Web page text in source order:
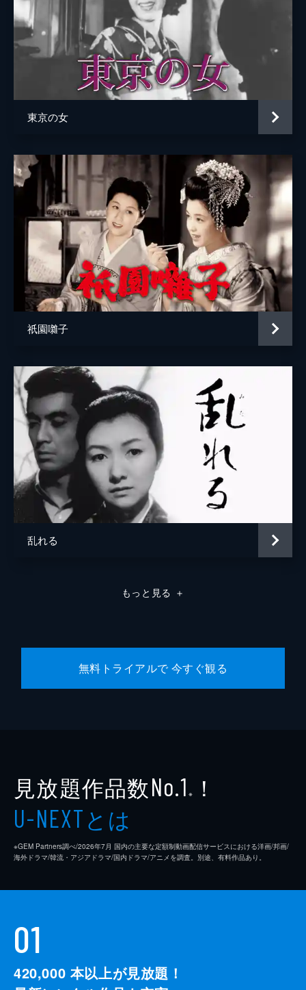
林しげ 高橋豊子
茶場の先生 紅沢葉子
シテ 梅若万三郎
ワキ 野島信
小鼓 北村一郎
太鼓 安福春雄
太鼓 金春惣一
後見 青木只一
地謡 吉田長弘
地謡 観世清寿
地謡 梅若新太郎
地謡 福田光蔵
地謡 高山新一郎
地謡 石田清之助
青木豊
地謡 長谷川欣造
地謡
監督
音楽 伊藤宣二
山本武
東京の女
祇園囃子
乱れる
もっと見る ＋
無料トライアルで 今すぐ観る
見放題作品数No.1 ※ ！
U-NEXTとは
※GEM Partners調べ/2026年7⽉ 国内の主要な定額制動画配信サービスにおける洋画/邦画/
海外ドラマ/韓流・アジアドラマ/国内ドラマ/アニメを調査。別途、有料作品あり。
01
420,000 本以上が見放題！